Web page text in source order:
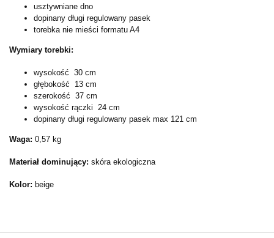
usztywniane dno
dopinany długi regulowany pasek
torebka nie mieści formatu A4
Wymiary torebki:
wysokość 30 cm
głębokość
13 cm
szerokość 37 cm
wysokość rączki
24 cm
dopinany długi regulowany pasek max 121 cm
Waga: 0,57 kg
Materiał dominujący: skóra ekologiczna
Kolor: beige